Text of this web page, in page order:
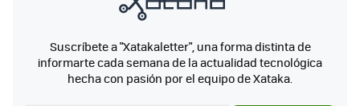
Suscríbete a "Xatakaletter", una forma distinta de
informarte cada semana de la actualidad tecnológica
hecha con pasión por el equipo de Xataka.